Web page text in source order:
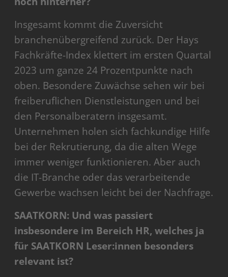
Insgesamt kommt die Zuversicht
branchenübergreifend zurück. Der Hays
Fachkräfte-Index klettert im ersten Quartal
2023 um ganze 24 Prozentpunkte nach
oben. Besondere Zuwächse sehen wir bei
freiberuflichen Dienstleistungen und bei
den Personalberatern insgesamt.
Unternehmen holen sich fachkundige Hilfe
bei der Rekrutierung, da die alten Wege
immer weniger funktionieren. Aber auch
die IT-Branche oder das verarbeitende
Gewerbe wachsen leicht bei der Nachfrage.
SAATKORN: Und was passiert
insbesondere im Bereich HR, welches ja
für SAATKORN Leser:innen besonders
relevant ist?